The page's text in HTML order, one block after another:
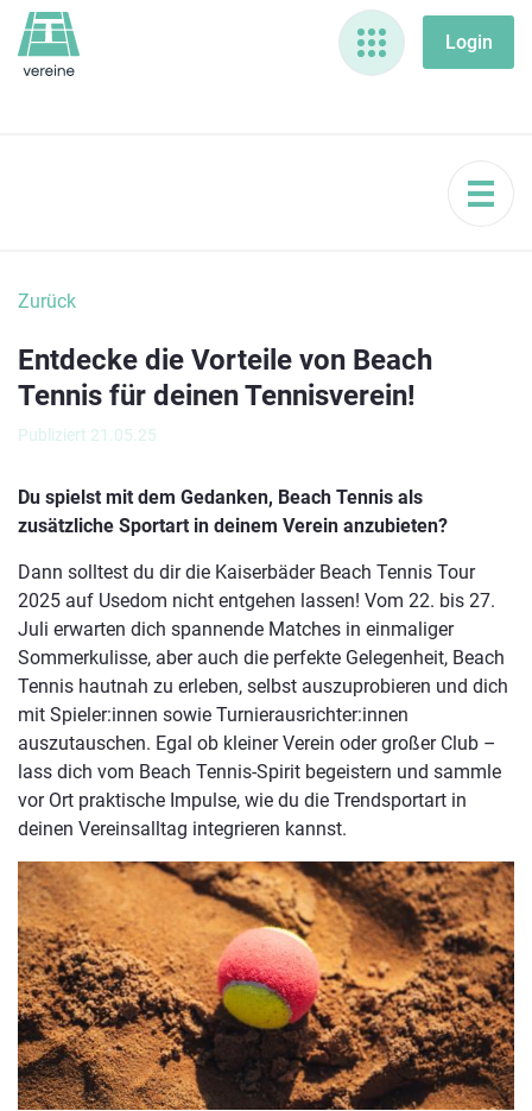
Zurück
Entdecke die Vorteile von Beach
Tennis für deinen Tennisverein!
Publiziert 21.05.25
Du spielst mit dem Gedanken, Beach Tennis als
zusätzliche Sportart in deinem Verein anzubieten?
Dann solltest du dir die Kaiserbäder Beach Tennis Tour
2025 auf Usedom nicht entgehen lassen! Vom 22. bis 27.
Juli erwarten dich spannende Matches in einmaliger
Sommerkulisse, aber auch die perfekte Gelegenheit, Beach
Tennis hautnah zu erleben, selbst auszuprobieren und dich
mit Spieler:innen sowie Turnierausrichter:innen
auszutauschen. Egal ob kleiner Verein oder großer Club –
lass dich vom Beach Tennis-Spirit begeistern und sammle
vor Ort praktische Impulse, wie du die Trendsportart in
deinen Vereinsalltag integrieren kannst.